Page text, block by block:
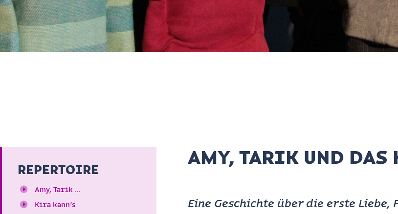
REPERTOIRE
Amy, Tarik …
Kira kann’s
AMY, TARIK UND
Eine Geschichte über die erste